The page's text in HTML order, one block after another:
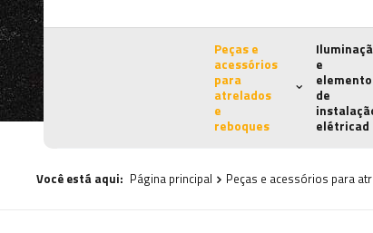
Peças e
acessórios
para
atrelados
e
reboques
e
de
elétricad
Você está aqui: Página principal Peças e acessórios para